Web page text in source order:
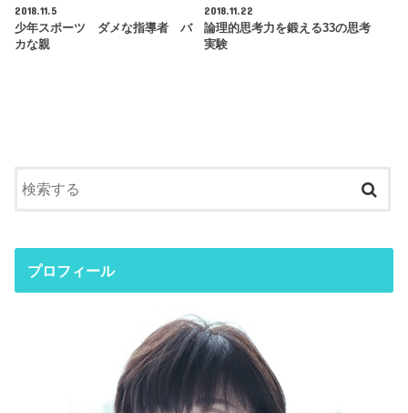
2018.11.5
少年スポーツ ダメな指導者 バ
カな親
2018.11.22
論理的思考力を鍛える33の思考
実験
プロフィール